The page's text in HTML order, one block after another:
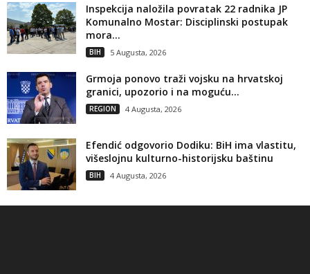
Inspekcija naložila povratak 22 radnika JP
Komunalno Mostar: Disciplinski postupak
mora...
BIH 5 Augusta, 2026
Grmoja ponovo traži vojsku na hrvatskoj
granici, upozorio i na moguću...
REGION 4 Augusta, 2026
Efendić odgovorio Dodiku: BiH ima vlastitu,
višeslojnu kulturno-historijsku baštinu
BIH 4 Augusta, 2026